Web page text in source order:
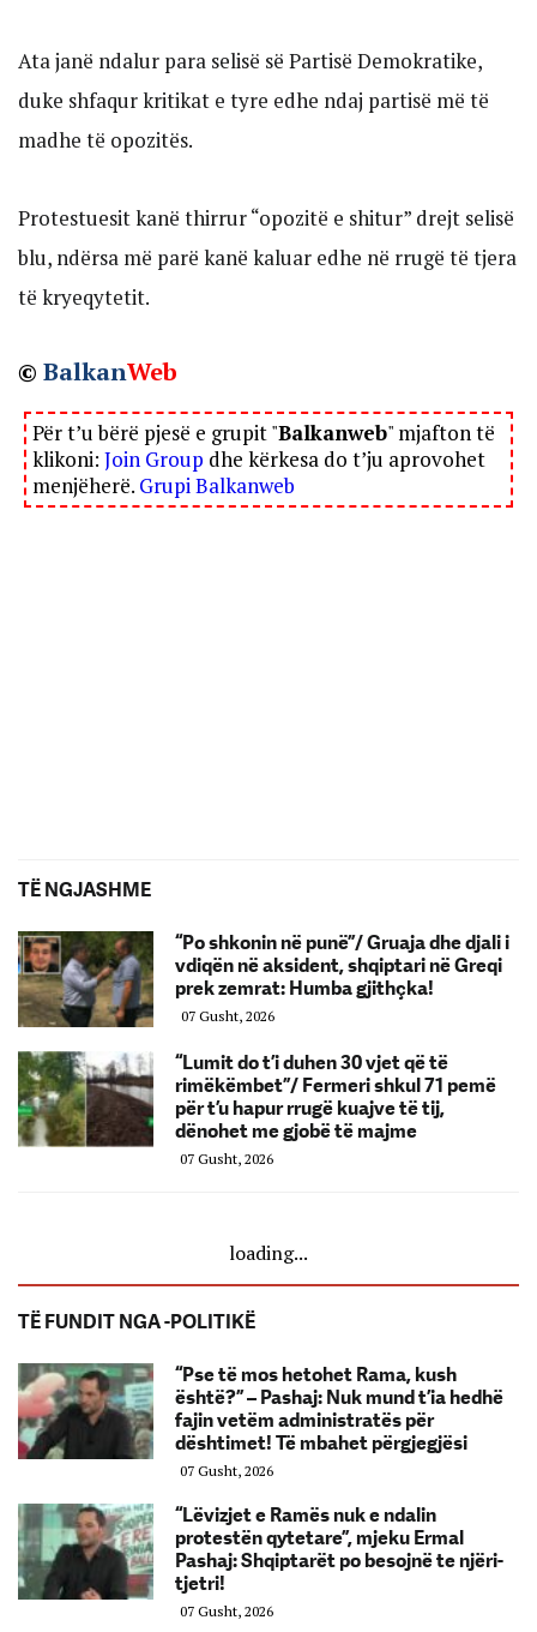
Ata janë ndalur para selisë së Partisë Demokratike,
duke shfaqur kritikat e tyre edhe ndaj partisë më të
madhe të opozitës.
Protestuesit kanë thirrur “opozitë e shitur” drejt selisë
blu, ndërsa më parë kanë kaluar edhe në rrugë të tjera
të kryeqytetit.
© BalkanWeb
Për t’u bërë pjesë e grupit "Balkanweb" mjafton të
klikoni: Join Group dhe kërkesa do t’ju aprovohet
menjëherë. Grupi Balkanweb
TË NGJASHME
“Po shkonin në punë”/ Gruaja dhe djali i
vdiqën në aksident, shqiptari në Greqi
prek zemrat: Humba gjithçka!
07 Gusht, 2026
“Lumit do t’i duhen 30 vjet që të
rimëkëmbet”/ Fermeri shkul 71 pemë
për t’u hapur rrugë kuajve të tij,
dënohet me gjobë të majme
07 Gusht, 2026
loading...
TË FUNDIT NGA -POLITIKË
“Pse të mos hetohet Rama, kush
është?” – Pashaj: Nuk mund t’ia hedhë
fajin vetëm administratës për
dështimet! Të mbahet përgjegjësi
07 Gusht, 2026
“Lëvizjet e Ramës nuk e ndalin
protestën qytetare”, mjeku Ermal
Pashaj: Shqiptarët po besojnë te njëri-
tjetri!
07 Gusht, 2026